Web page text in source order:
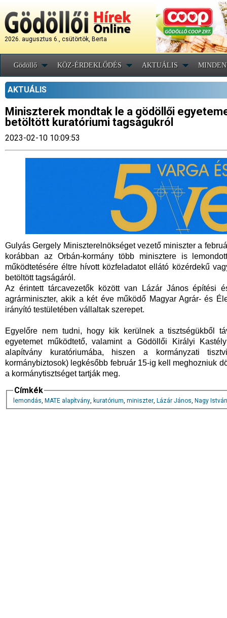
2026. augusztus 6., csütörtök, Berta
Gödöllő KÖZ-ÉRDEKLŐDÉS AKTUÁLIS
AKTUÁLIS
Miniszterek mondtak le a gödöllői
betöltött kuratóriumi tagságukról
2023-02-10 10:09:53
Gulyás Gergely Miniszterelnökséget vezető miniszter a
korábban az Orbán-kormány több minisztere is
működtetésére éltre hívott közfeladatot ellátó közérdekű
betöltött tagságáról.
Az érintett tárcavezetők között van Lázár János építési
agrárminiszter, akik a két éve működő Magyar Agrár- és
irányító testületében vállaltak szerepet.
Egyelőre nem tudni, hogy kik kerülnek a tisztségükből
egyetemet működtető, valamint a Gödöllői Királyi
alapítvány kuratóriumába, hiszen a kormányzati
kormánybiztosok) legkésőbb február 15-ig kell meghozniuk
a kormánytisztséget tartják meg.
Címkék
lemondás, MATE alapítvány, kuratórium, miniszter, Lázár János, Nagy István